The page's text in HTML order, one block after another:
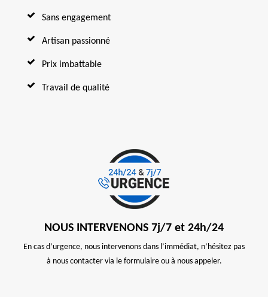
Sans engagement
Artisan passionné
Prix imbattable
Travail de qualité
NOUS INTERVENONS 7j/7 et 24h/24
En cas d’urgence, nous intervenons dans l’immédiat, n’hésitez pas
à nous contacter via le formulaire ou à nous appeler.